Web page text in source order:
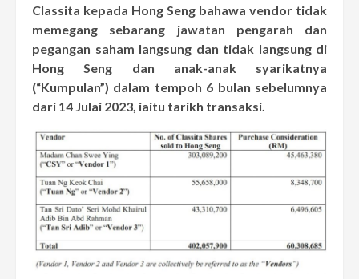
Classita kepada Hong Seng bahawa vendor tidak
memegang sebarang jawatan pengarah dan
pegangan saham langsung dan tidak langsung di
Hong Seng dan anak-anak syarikatnya
(“Kumpulan”) dalam tempoh 6 bulan sebelumnya
dari 14 Julai 2023, iaitu tarikh transaksi.